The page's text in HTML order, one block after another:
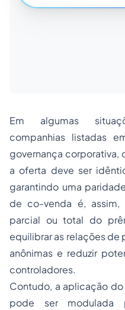
Em algumas
companhias listadas
governança corporativa,
a oferta deve ser
garantindo uma
de co-venda é, assim,
parcial ou total do
equilibrar as relações
anônimas e reduzir
controladores.
Contudo, a aplicação do
pode ser modulada